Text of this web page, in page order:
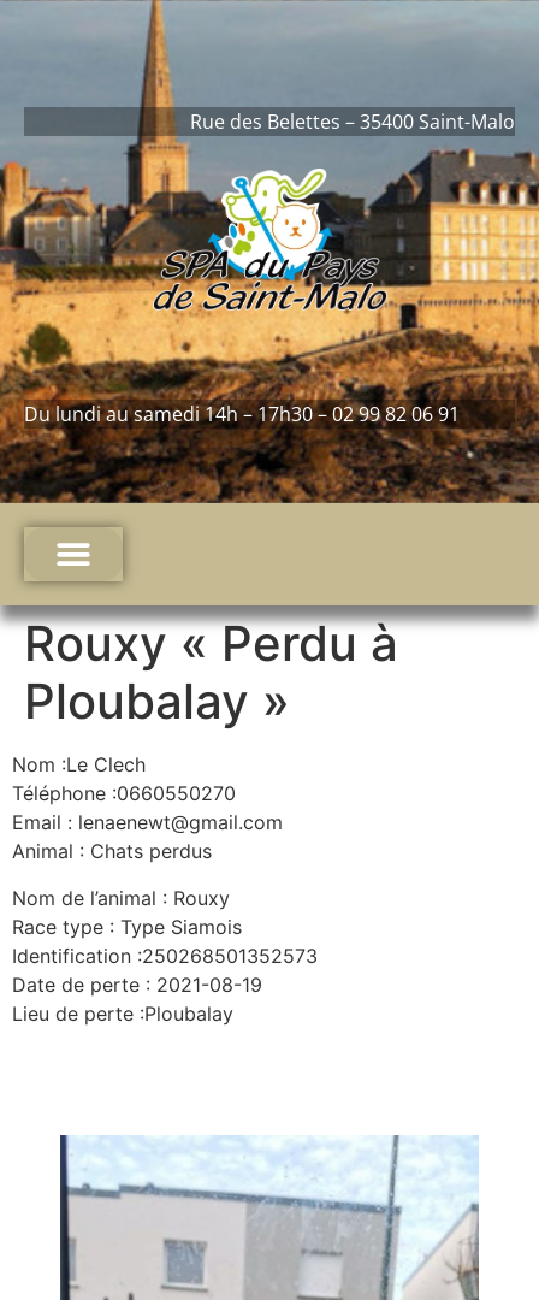
Rue des Belettes – 35400 Saint-Malo
Du lundi au samedi 14h – 17h30 – 02 99 82 06 91
Rouxy « Perdu à
Ploubalay »
Nom :Le Clech
Téléphone :0660550270
Email : lenaenewt@gmail.com
Animal : Chats perdus
Nom de l’animal : Rouxy
Race type : Type Siamois
Identification :250268501352573
Date de perte : 2021-08-19
Lieu de perte :Ploubalay